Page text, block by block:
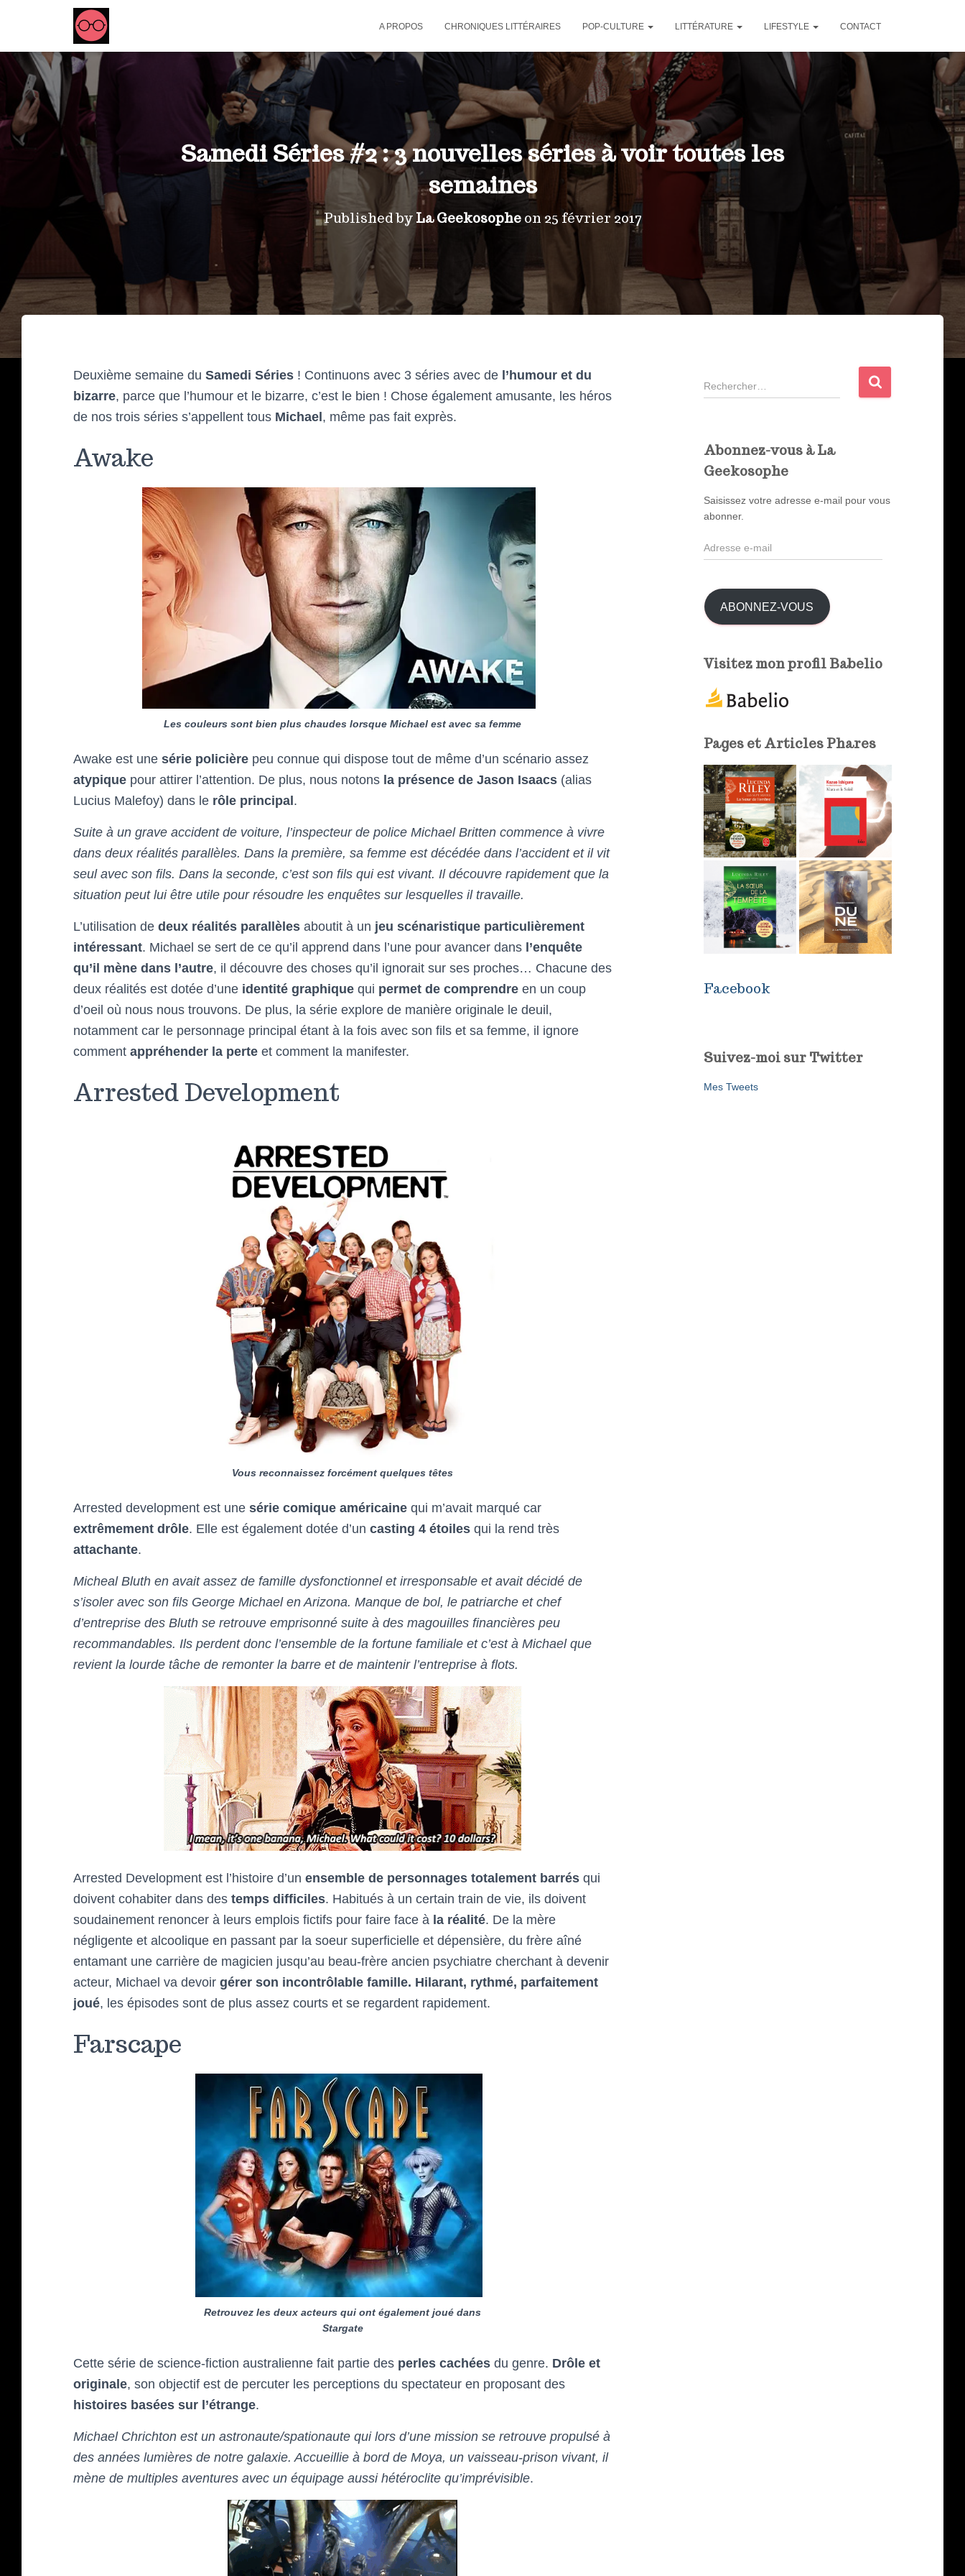
A PROPOS CHRONIQUES LITTÉRAIRES POP-CULTURE LITTÉRATURE LIFESTYLE CONTACT
Samedi Séries #2 : 3 nouvelles séries à voir toutes les
semaines
Published by La Geekosopheon 25 février 2017
Deuxième semaine du Samedi Séries ! Continuons avec 3 séries avec de l’humour et du
bizarre, parce que l’humour et le bizarre, c’est le bien ! Chose également amusante, les héros
de nos trois séries s’appellent tous Michael , même pas fait exprès.
Awake
Les couleurs sont bien plus chaudes lorsque Michael est avec sa femme
Awake est une série policière peu connue qui dispose tout de même d’un scénario assez
atypique pour attirer l’attention. De plus, nous notons la présence de Jason Isaacs (alias
Lucius Malefoy) dans le rôle principal .
Suite à un grave accident de voiture, l’inspecteur de police Michael Britten commence à vivre
dans deux réalités parallèles. Dans la première, sa femme est décédée dans l’accident et il vit
seul avec son fils. Dans la seconde, c’est son fils qui est vivant. Il découvre rapidement que la
situation peut lui être utile pour résoudre les enquêtes sur lesquelles il travaille.
L’utilisation de deux réalités parallèles aboutit à un jeu scénaristique particulièrement
intéressant. Michael se sert de ce qu’il apprend dans l’une pour avancer dans l’enquête
qu’il mène dans l’autre, il découvre des choses qu’il ignorait sur ses proches… Chacune des
deux réalités est dotée d’une identité graphique qui permet de comprendre en un coup
d’oeil où nous nous trouvons. De plus, la série explore de manière originale le deuil,
notamment car le personnage principal étant à la fois avec son fils et sa femme, il ignore
comment appréhender la perte et comment la manifester.
Arrested Development
Vous reconnaissez forcément quelques têtes
Arrested development est une série comique américaine qui m’avait marqué car
extrêmement drôle. Elle est également dotée d’un casting 4 étoiles qui la rend très
attachante.
Micheal Bluth en avait assez de famille dysfonctionnel et irresponsable et avait décidé de
s’isoler avec son fils George Michael en Arizona. Manque de bol, le patriarche et chef
d’entreprise des Bluth se retrouve emprisonné suite à des magouilles financières peu
recommandables. Ils perdent donc l’ensemble de la fortune familiale et c’est à Michael que
revient la lourde tâche de remonter la barre et de maintenir l’entreprise à flots.
Arrested Development est l’histoire d’un ensemble de personnages totalement barrés qui
doivent cohabiter dans des temps difficiles. Habitués à un certain train de vie, ils doivent
soudainement renoncer à leurs emplois fictifs pour faire face à la réalité. De la mère
négligente et alcoolique en passant par la soeur superficielle et dépensière, du frère aîné
entamant une carrière de magicien jusqu’au beau-frère ancien psychiatre cherchant à devenir
acteur, Michael va devoir gérer son incontrôlable famille. Hilarant, rythmé, parfaitement
joué, les épisodes sont de plus assez courts et se regardent rapidement.
Farscape
Retrouvez les deux acteurs qui ont également joué dans
Stargate
Cette série de science-fiction australienne fait partie des perles cachées du genre. Drôle et
originale, son objectif est de percuter les perceptions du spectateur en proposant des
histoires basées sur l’étrange.
Michael Chrichton est un astronaute/spationaute qui lors d’une mission se retrouve propulsé à
des années lumières de notre galaxie. Accueillie à bord de Moya, un vaisseau-prison vivant, il
mène de multiples aventures avec un équipage aussi hétéroclite qu’imprévisible.
R
e
c
e
r
:
Abonnez-vous à La
Geekosophe
Saisissez votre adresse e-mail pour vous
abonner.
A
d
s
s
a
ABONNEZ-VOUS
Visitez mon profil Babelio
Pages et Articles Phares
Facebook
Suivez-moi sur Twitter
Mes Tweets